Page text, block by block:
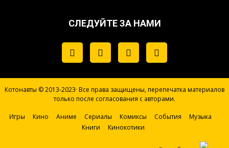
СЛЕДУЙТЕ ЗА НАМИ
Котонавты © 2013-2023· Все права защищены, перепечатка материалов
только после согласования с авторами.
Игры Кино Аниме Сериалы Комиксы События
Музыка
Книги
Кинокотики